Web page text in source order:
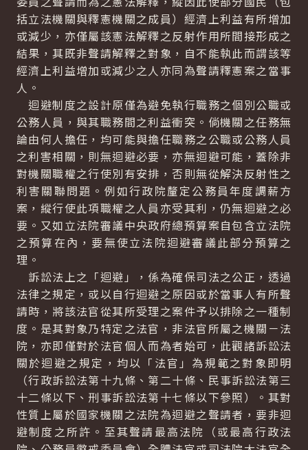
括立法機關與釋憲機關之成員）經濟上利益有所增加
或減少，亦僅屬該憲法解釋之反射作用所間接形成之
結果，其既非聲請解釋之對象，自不能執此而謂該等
經濟上利益增加或減少之人亦同為聲請釋憲案之當事
人。
迴避制度之設計原僅為避免執行職務之個別公職或
公務人員，與其職務間之利益衝突。倘機關之任務無
論由何人擔任，均可能與擔任職務之公職或公務人員
之利害相關，則無迴避必要，亦無迴避可能，蓋除非
對機關職權之行使別有安排，否則無從解決反射性之
利害關聯問題。例如行政院釐定公務員年度調薪方
案，縱行使此項職權之人員亦受其利，仍無迴避之必
要。又如立法院審議中央政府總預算案自包含立法院
之預算在內，要無使立法院迴避審議此部分預算之
理。
訴訟法上之「迴避」，係為確保司法之公正，透過
法律之規定，或以自行迴避之原因或於當事人有所聲
請時，將該法官從其所受理之案件予以排除之一種制
度。是其對象乃特定之法官，非法官所屬之機關－法
院，亦即僅對於法官個人而為者始可，此觀諸訴訟法
關於迴避之規定，均以「法官」為規範之對象即明
（行政訴訟法第十九條、第二十條、民事訴訟法第三
十二條以下、刑事訴訟法第十七條以下參照）。其對
性質上屬於國家機關之法院為迴避之聲請者，要非迴
避制度之所許。至其聲請最高法院（或最高行政法